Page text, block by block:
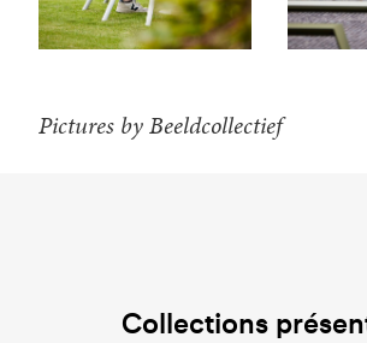
Pictures by Beeldcollectief
Collections